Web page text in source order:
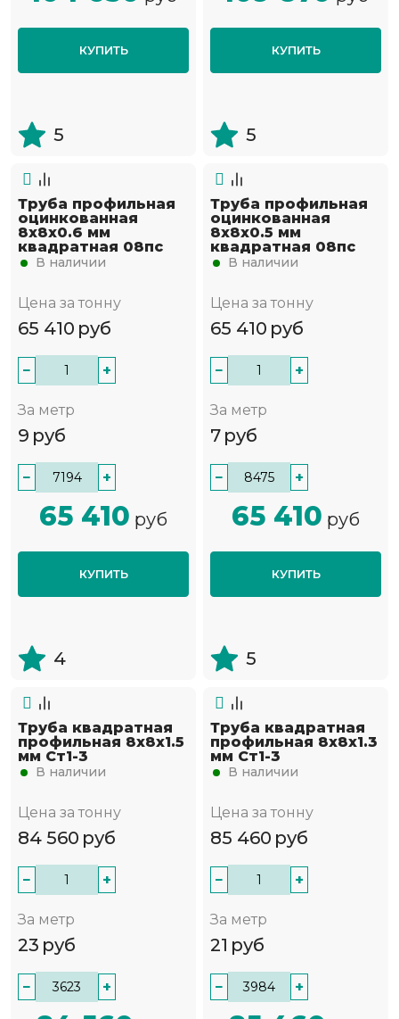
КУПИТЬ
5
КУПИТЬ
5
Труба профильная
оцинкованная
8х8х0.6 мм
квадратная 08пс
В наличии
Цена за тонну
65 410 руб
− +
За метр
9 руб
− +
65 410 руб
КУПИТЬ
4
Труба профильная
оцинкованная
8х8х0.5 мм
квадратная 08пс
В наличии
Цена за тонну
65 410 руб
− +
За метр
7 руб
− +
65 410 руб
КУПИТЬ
5
Труба квадратная
профильная 8х8х1.5
мм Ст1-3
В наличии
Цена за тонну
84 560 руб
− +
За метр
23 руб
− +
Труба квадратная
профильная 8х8х1.3
мм Ст1-3
В наличии
Цена за тонну
85 460 руб
− +
За метр
21 руб
− +